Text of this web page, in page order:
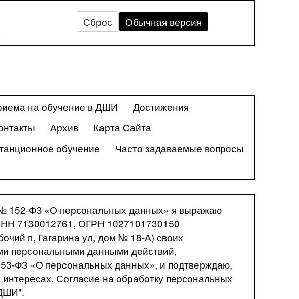
Сброс Обычная версия
на обучение в ДШИ
Достижения
Архив
Карта Сайта
обучение
Часто задаваемые вопросы
№ 152-ФЗ «О персональных данных» я выражаю
7130012761, ОГРН 1027101730150
п, Гагарина ул, дом № 18-А) своих
персональными данными действий,
ФЗ «О персональных данных», и подтверждаю,
Согласие на обработку персональных